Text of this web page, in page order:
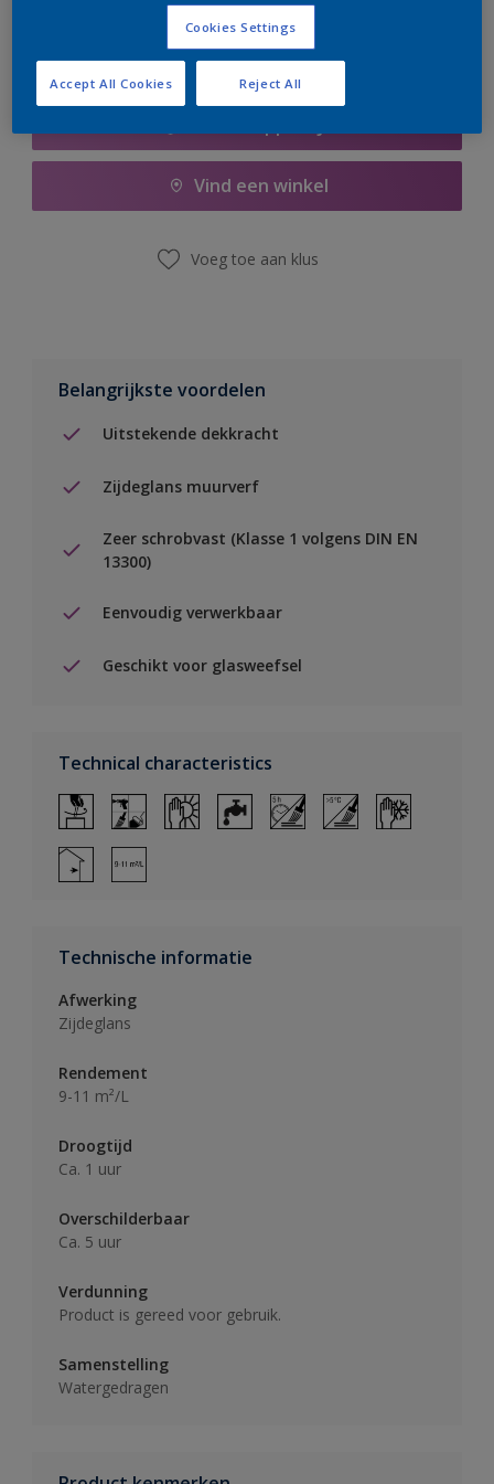
Vind een winkel
Voeg toe aan klus
Belangrijkste voordelen
Uitstekende dekkracht
Zijdeglans muurverf
Zeer schrobvast (Klasse 1 volgens DIN EN
13300)
Eenvoudig verwerkbaar
Geschikt voor glasweefsel
Technical characteristics
Technische informatie
Afwerking
Zijdeglans
Rendement
9-11 m²/L
Droogtijd
Ca. 1 uur
Overschilderbaar
Ca. 5 uur
Verdunning
Product is gereed voor gebruik.
Samenstelling
Watergedragen
Cookies Settings
Reject All
Accept All Cookies